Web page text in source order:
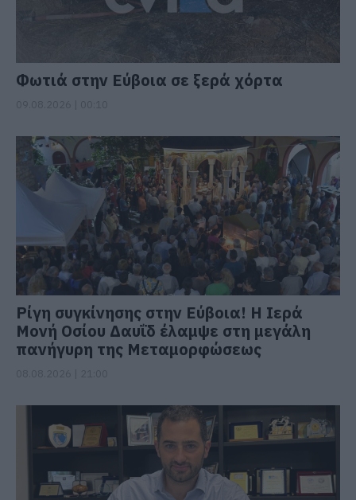
Φωτιά στην Εύβοια σε ξερά χόρτα
Ρίγη συγκίνησης στην Εύβοια! Η Ιερά
Μονή Οσίου Δαυΐδ έλαμψε στη μεγάλη
πανήγυρη της Μεταμορφώσεως